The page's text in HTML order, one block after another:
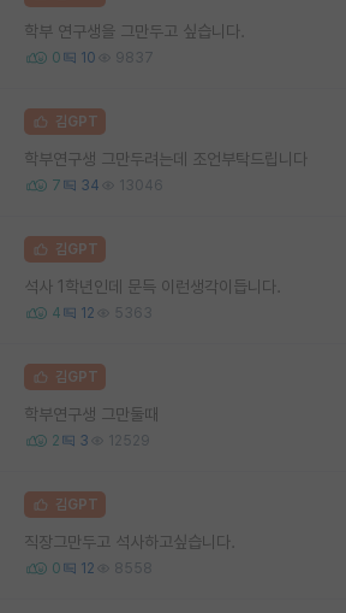
학부 연구생을 그만두고 싶습니다.
0 10 9837
김GPT
학부연구생 그만두려는데 조언부탁드립니다
7 34 13046
김GPT
석사 1학년인데 문득 이런생각이듭니다.
4 12 5363
김GPT
학부연구생 그만둘때
2 3 12529
김GPT
직장그만두고 석사하고싶습니다.
0 12 8558